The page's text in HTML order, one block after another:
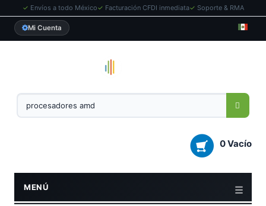
✓ Envíos a todo México✓ Facturación CFDI inmediata✓ Soporte & RMA
Mi Cuenta
0 Vacío
MENÚ